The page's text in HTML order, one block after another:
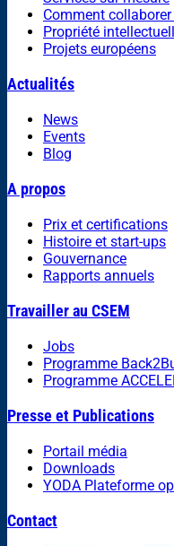
Comment
Propriété
Projets européens
Actualités
News
Events
Blog
A propos
Prix et certifications
Histoire et start-ups
Gouvernance
Rapports annuels
Travailler au CSEM
Jobs
Programme
Programme
Presse et Publications
Portail média
Downloads
YODA Plateforme
Contact